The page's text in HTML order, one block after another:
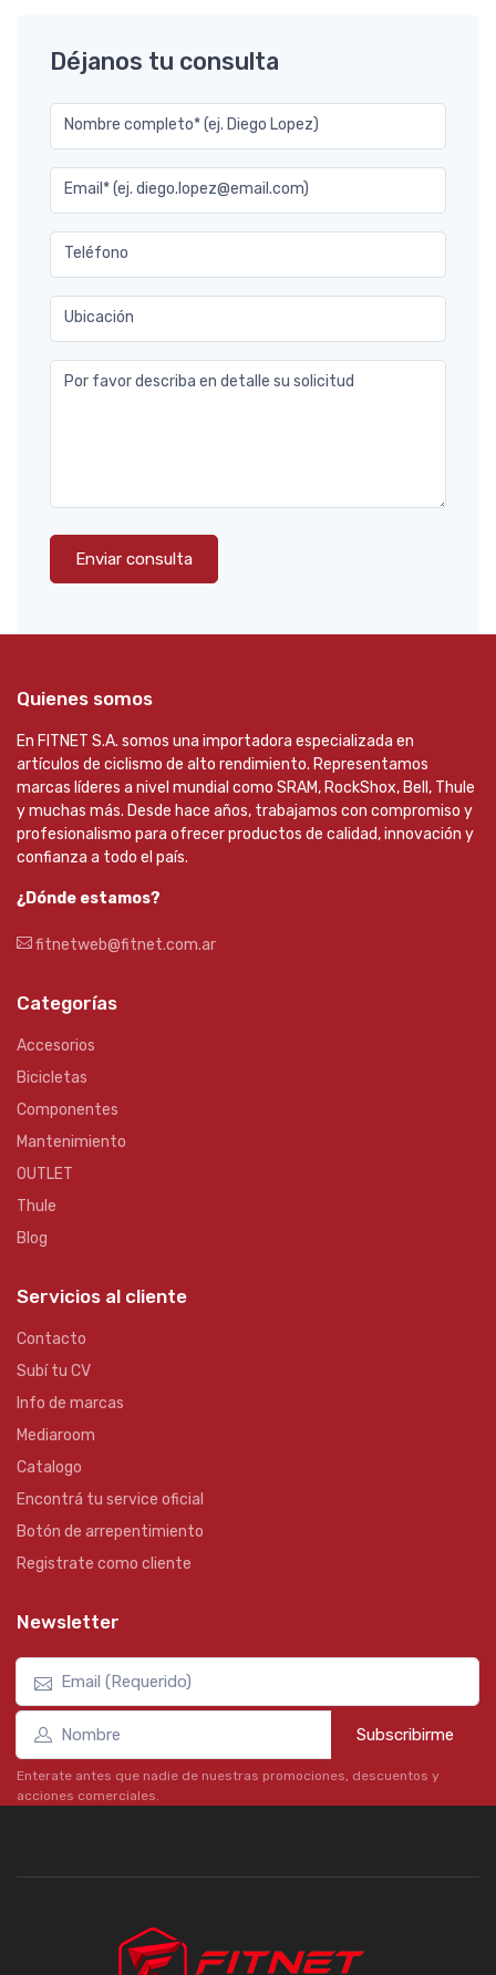
Déjanos tu consulta
Nombre completo* (ej. Diego Lopez)
Email* (ej. diego.lopez@email.com)
Teléfono
Ubicación
Por favor describa en detalle su solicitud
Enviar consulta
Quienes somos
En FITNET S.A. somos una importadora especializada en
artículos de ciclismo de alto rendimiento. Representamos
marcas líderes a nivel mundial como SRAM, RockShox, Bell, Thule
y muchas más. Desde hace años, trabajamos con compromiso y
profesionalismo para ofrecer productos de calidad, innovación y
confianza a todo el país.
¿Dónde estamos?
fitnetweb@fitnet.com.ar
Categorías
Accesorios
Bicicletas
Componentes
Mantenimiento
OUTLET
Thule
Blog
Servicios al cliente
Contacto
Subí tu CV
Info de marcas
Mediaroom
Catalogo
Encontrá tu service oficial
Botón de arrepentimiento
Registrate como cliente
Newsletter
Subscribirme
Enterate antes que nadie de nuestras promociones, descuentos y
acciones comerciales.